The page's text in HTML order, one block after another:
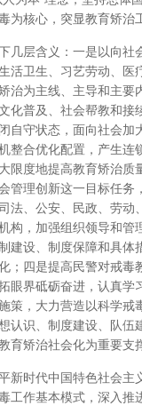
为核心，突显教育矫治
几层含义：一是以向社
活卫生、习艺劳动、医
治为主线、主导和主要
化普及、社会帮教和接
自守状态，面向社会
整合优化配置，产生连
大限度地提高教育矫治
管理创新这一目标任务
法、公安、民政、劳动
构，加强组织领导和管
建设、制度保障和具
；四是提高民警对戒毒
眼界砥砺奋进，认真学
策，大力营造以科学戒
认识、制度建设、队
育矫治社会化为重要支
新时代中国特色社会
工作基本模式，深入推